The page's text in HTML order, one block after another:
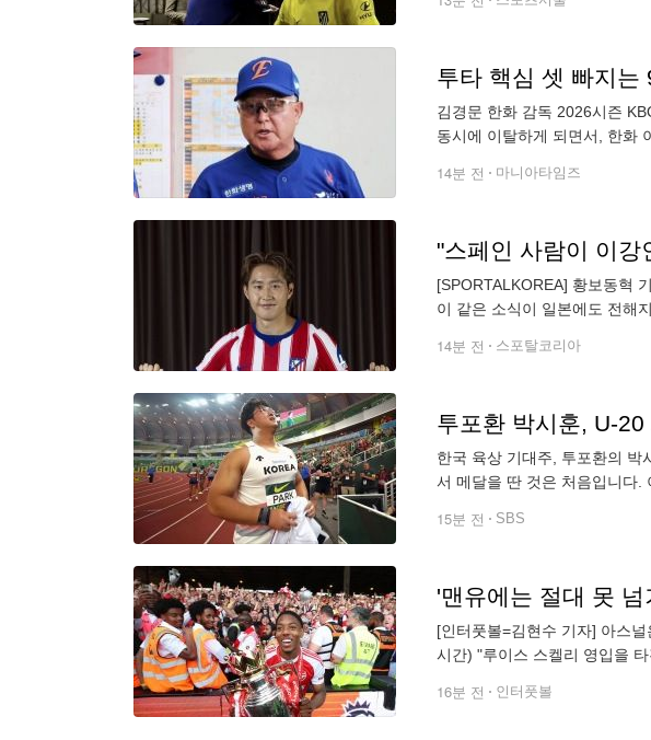
투타 핵심 셋 빠지
김경문 한화 감독 2026시즌
동시에 이탈하게 되면서, 한화
14분 전 마니아타임즈
[SPORTALKOREA] 황보동혁
이 같은 소식이 일본에도 전해
14분 전 스포탈코리아
투포환 박시훈, U-
한국 육상 기대주, 투포환의 박
서 메달을 딴 것은 처음입니다.
15분 전 SBS
[인터풋볼=김현수 기자] 아스
시간) "루이스 스켈리 영입을
16분 전 인터풋볼